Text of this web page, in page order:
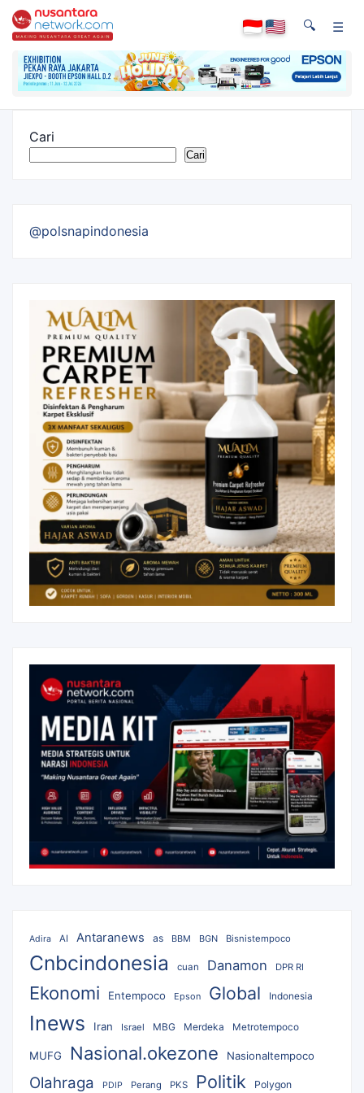
🔍 ☰
Cari
Cari
@polsnapindonesia
Adira AI Antaranews as BBM BGN Bisnistempoco
Cnbcindonesia cuan Danamon DPR RI
Ekonomi Entempoco Epson Global Indonesia
Inews Iran Israel MBG Merdeka Metrotempoco
MUFG Nasional.okezone Nasionaltempoco
Olahraga PDIP Perang PKS Politik Polygon